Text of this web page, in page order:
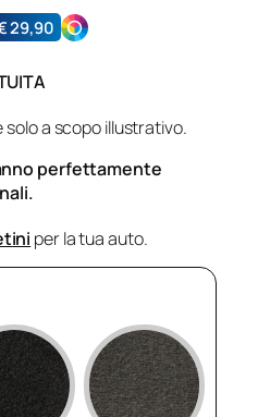
29,90
solo a scopo illustrativo.
perfettamente
per la tua auto.